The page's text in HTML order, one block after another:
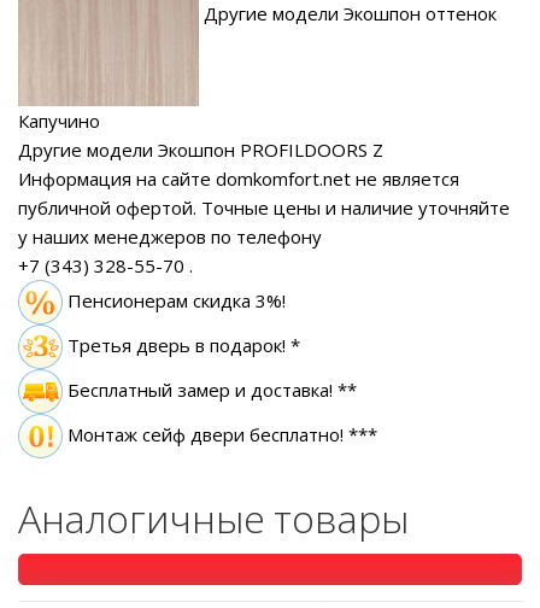
Другие модели Экошпон оттенок
Капучино
Другие модели Экошпон PROFILDOORS Z
Информация на сайте domkomfort.net не является
публичной офертой. Точные цены и наличие уточняйте
у наших менеджеров по телефону
+7 (343) 328-55-70 .
Пенсионерам скидка 3%!
Третья дверь в подарок! *
Бесплатный замер и доставка! **
Монтаж сейф двери бесплатно! ***
Аналогичные товары